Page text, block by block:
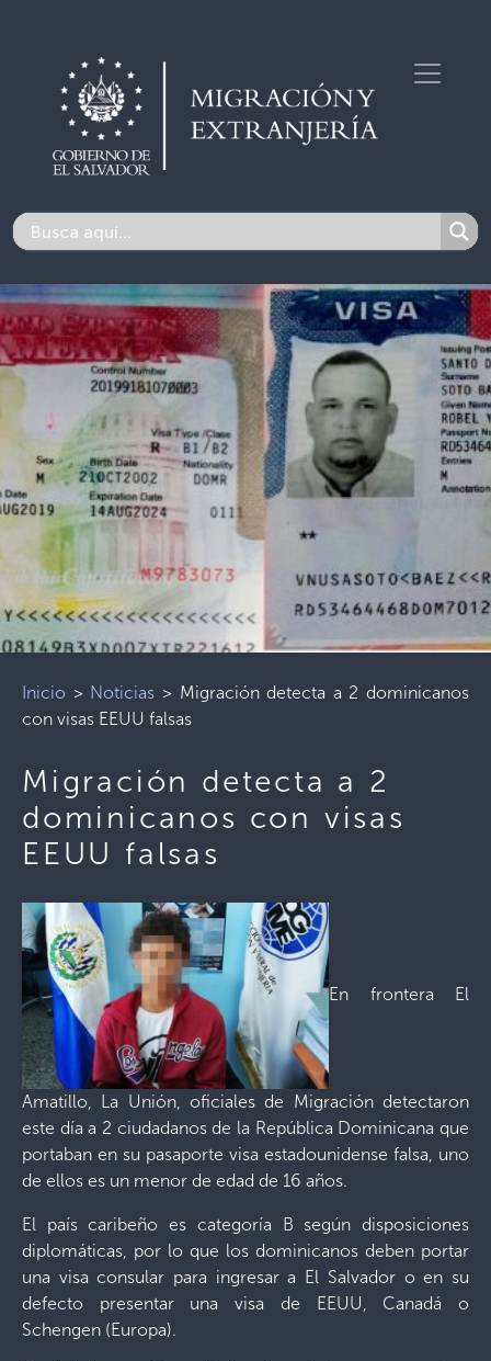
Inicio > Noticias > Migración detecta a 2 dominicanos
con visas EEUU falsas
Migración detecta a 2
dominicanos con visas
EEUU falsas
En frontera El
Amatillo, La Unión, oficiales de Migración detectaron
este día a 2 ciudadanos de la República Dominicana que
portaban en su pasaporte visa estadounidense falsa, uno
de ellos es un menor de edad de 16 años.
El país caribeño es categoría B según disposiciones
diplomáticas, por lo que los dominicanos deben portar
una visa consular para ingresar a El Salvador o en su
defecto presentar una visa de EEUU, Canadá o
Schengen (Europa).